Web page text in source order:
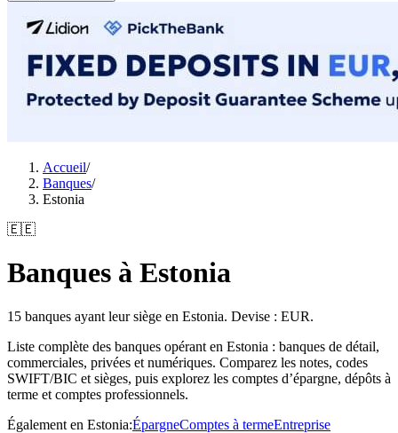
Accueil/
Banques/
Estonia
🇪🇪
Banques à Estonia
15 banques ayant leur siège en Estonia. Devise : EUR.
Liste complète des banques opérant en Estonia : banques de détail,
commerciales, privées et numériques. Comparez les notes, codes
SWIFT/BIC et sièges, puis explorez les comptes d’épargne, dépôts à
terme et comptes professionnels.
Également en Estonia:ÉpargneComptes à termeEntreprise